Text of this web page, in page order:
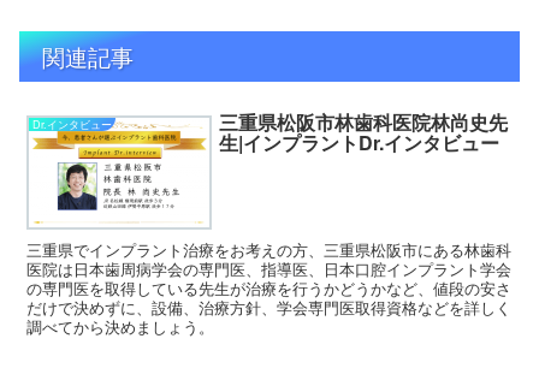
関連記事
Dr.インタビュー 三重県松阪市林歯科医院林尚史先
生|インプラントDr.インタビュー
三重県でインプラント治療をお考えの方、三重県松阪市にある林歯科
医院は日本歯周病学会の専門医、指導医、日本口腔インプラント学会
の専門医を取得している先生が治療を行うかどうかなど、値段の安さ
だけで決めずに、設備、治療方針、学会専門医取得資格などを詳しく
調べてから決めましょう。